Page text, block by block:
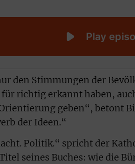
den Stimmungen der
für richtig erkannt haben,
geben“, betont
der Ideen.“
Politik.“ spricht der
seines Buches: wie die